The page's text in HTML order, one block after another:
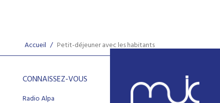
Accueil / Petit-déjeuner avec les habitants
CONNAISSEZ-VOUS
Radio Alpa